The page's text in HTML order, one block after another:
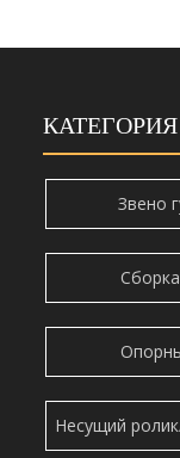
Звено
Несущий